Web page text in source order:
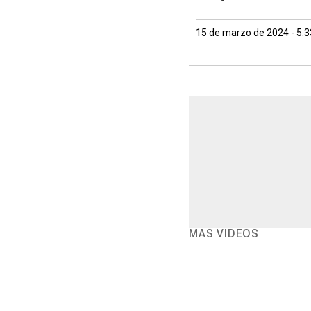
15 de marzo de 2024 -
MÁS VIDEOS